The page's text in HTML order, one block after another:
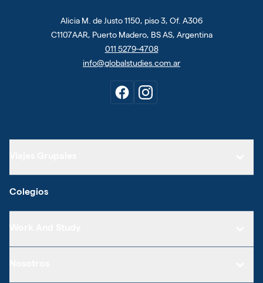
Alicia M. de Justo 1150, piso 3, Of. A306
C1107AAR, Puerto Madero, BS AS, Argentina
011 5279-4708
info@globalstudies.com.ar
Colegios